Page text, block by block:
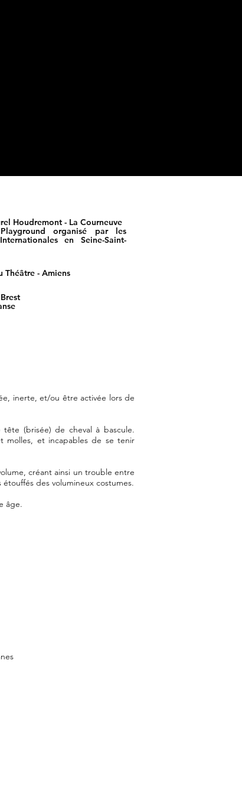
Houdremont - La Courneuve
organisé par les
en Seine-Saint-
Théâtre - Amiens
inerte, et/ou être activée lors de
(brisée) de cheval à bascule.
molles, et incapables de se tenir
créant ainsi un trouble entre
des volumineux costumes.
âge.